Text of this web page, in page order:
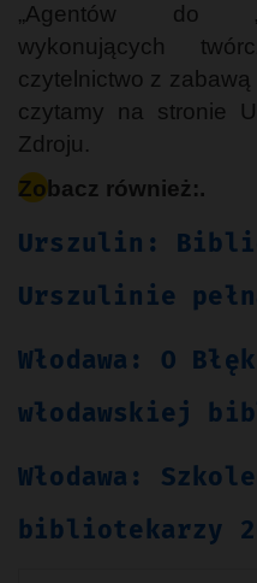
„Agentów do
wykonujących
czytelnictwo z
czytamy na stronie
Zdroju.
Zobacz również:.
Urszulin:
Urszulinie
Włodawa: O
włodawskiej
Włodawa:
bibliotekarzy